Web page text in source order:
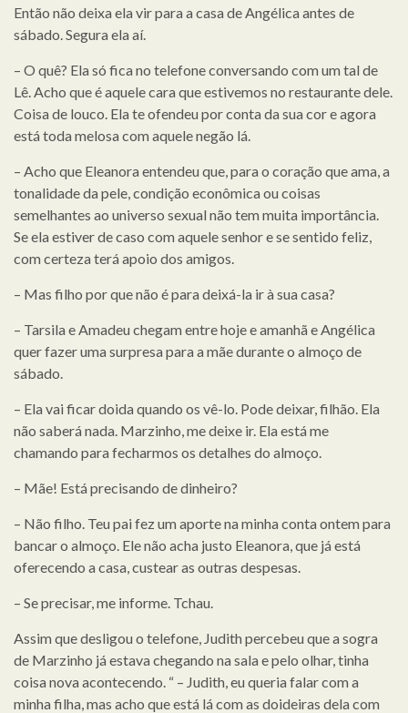
Então não deixa ela vir para a casa de Angélica antes de
sábado. Segura ela aí.
– O quê? Ela só fica no telefone conversando com um tal de
Lê. Acho que é aquele cara que estivemos no restaurante dele.
Coisa de louco. Ela te ofendeu por conta da sua cor e agora
está toda melosa com aquele negão lá.
– Acho que Eleanora entendeu que, para o coração que ama, a
tonalidade da pele, condição econômica ou coisas
semelhantes ao universo sexual não tem muita importância.
Se ela estiver de caso com aquele senhor e se sentido feliz,
com certeza terá apoio dos amigos.
– Mas filho por que não é para deixá-la ir à sua casa?
– Tarsila e Amadeu chegam entre hoje e amanhã e Angélica
quer fazer uma surpresa para a mãe durante o almoço de
sábado.
– Ela vai ficar doida quando os vê-lo. Pode deixar, filhão. Ela
não saberá nada. Marzinho, me deixe ir. Ela está me
chamando para fecharmos os detalhes do almoço.
– Mãe! Está precisando de dinheiro?
– Não filho. Teu pai fez um aporte na minha conta ontem para
bancar o almoço. Ele não acha justo Eleanora, que já está
oferecendo a casa, custear as outras despesas.
– Se precisar, me informe. Tchau.
Assim que desligou o telefone, Judith percebeu que a sogra
de Marzinho já estava chegando na sala e pelo olhar, tinha
coisa nova acontecendo. “ – Judith, eu queria falar com a
minha filha, mas acho que está lá com as doideiras dela com